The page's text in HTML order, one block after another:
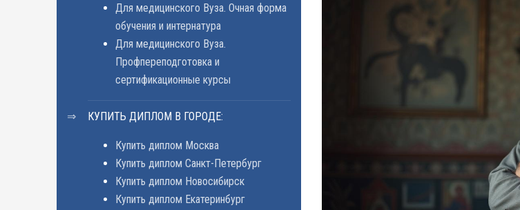
Для медицинского Вуза. Очная форма
обучения и интернатура
Для медицинского Вуза.
Профпереподготовка и
сертификационные курсы
КУПИТЬ ДИПЛОМ В ГОРОДЕ:
Купить диплом Москва
Купить диплом Санкт-Петербург
Купить диплом Новосибирск
Купить диплом Екатеринбург